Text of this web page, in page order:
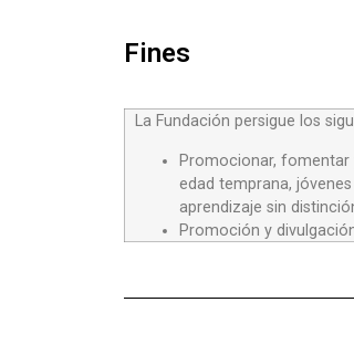
Fines
La Fundación persigue los
Promocionar,
edad temprana,
aprendizaje sin
Promoción y